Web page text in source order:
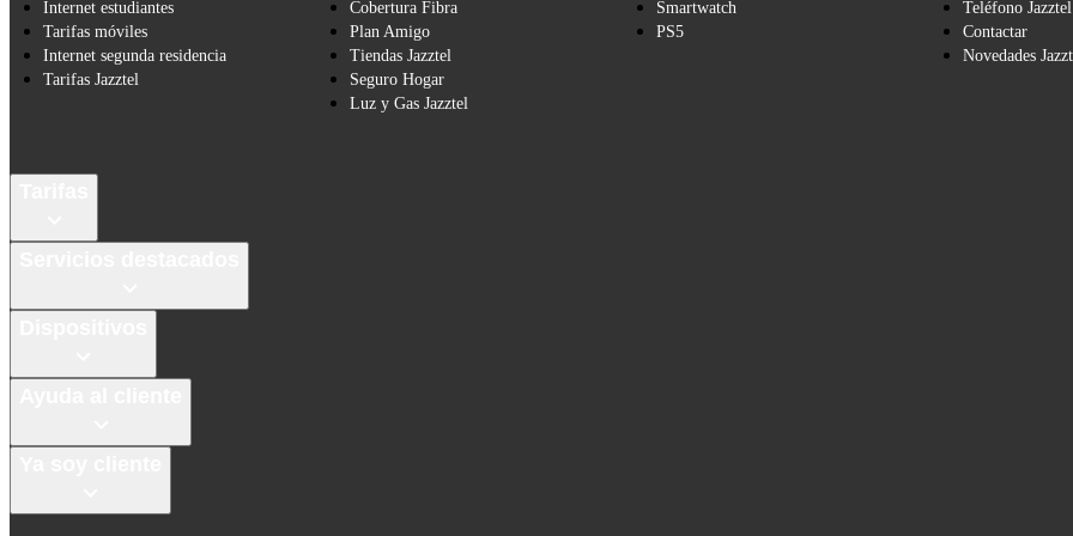
Internet estudiantes
Tarifas móviles
Internet segunda residencia
Tarifas Jazztel
Cobertura Fibra
Plan Amigo
Tiendas Jazztel
Seguro Hogar
Luz y Gas Jazztel
Smartwatch
PS5
Teléfono Jazztel
Contactar
Novedades